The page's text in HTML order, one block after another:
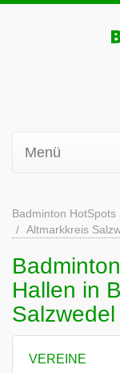
Menü
Badminton HotSpots
Altmarkkreis
Hallen in
Salzwedel
VEREINE